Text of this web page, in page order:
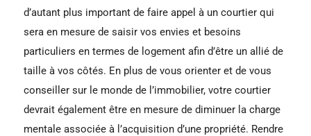
d’autant plus important de faire appel à un courtier qui
sera en mesure de saisir vos envies et besoins
particuliers en termes de logement afin d’être un allié de
taille à vos côtés. En plus de vous orienter et de vous
conseiller sur le monde de l’immobilier, votre courtier
devrait également être en mesure de diminuer la charge
mentale associée à l’acquisition d’une propriété. Rendre